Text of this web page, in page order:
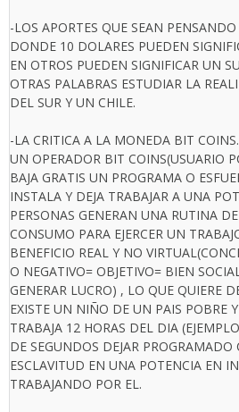
-LOS APORTES QUE SEAN
DONDE 10 DOLARES PUEDEN
EN OTROS PUEDEN SIGNIFICAR UN
OTRAS PALABRAS ESTUDIAR LA
DEL SUR Y UN CHILE.
-LA CRITICA A LA MONEDA BIT
UN OPERADOR BIT COINS(USUARIO
BAJA GRATIS UN PROGRAMA O
INSTALA Y DEJA TRABAJAR A UNA
PERSONAS GENERAN UNA RUTINA
CONSUMO PARA EJERCER UN
BENEFICIO REAL Y NO
O NEGATIVO= OBJETIVO= BIEN
GENERAR LUCRO) , LO QUE QUIERE
EXISTE UN NIÑO DE UN PAIS POBRE
TRABAJA 12 HORAS DEL DIA
DE SEGUNDOS DEJAR
ESCLAVITUD EN UNA POTENCIA EN
TRABAJANDO POR EL.